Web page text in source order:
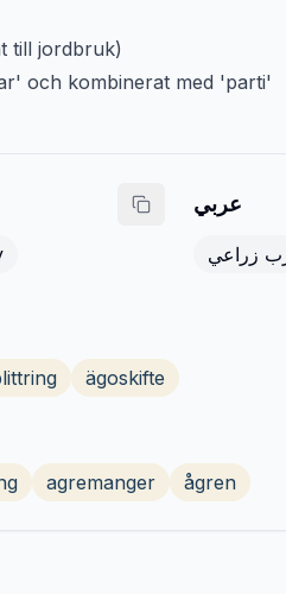
till jordbruk)
och kombinerat med 'parti'
عربي
زراعي
ägoskifte
agremanger ågren